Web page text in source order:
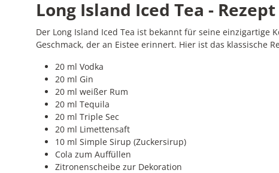
Long Island Iced Tea - Rezept
Der Long Island Iced Tea ist bekannt für seine einzigartige
Geschmack, der an Eistee erinnert. Hier ist das klassische
20 ml Vodka
20 ml Gin
20 ml weißer Rum
20 ml Tequila
20 ml Triple Sec
20 ml Limettensaft
10 ml Simple Sirup (Zuckersirup)
Cola zum Auffüllen
Zitronenscheibe zur Dekoration